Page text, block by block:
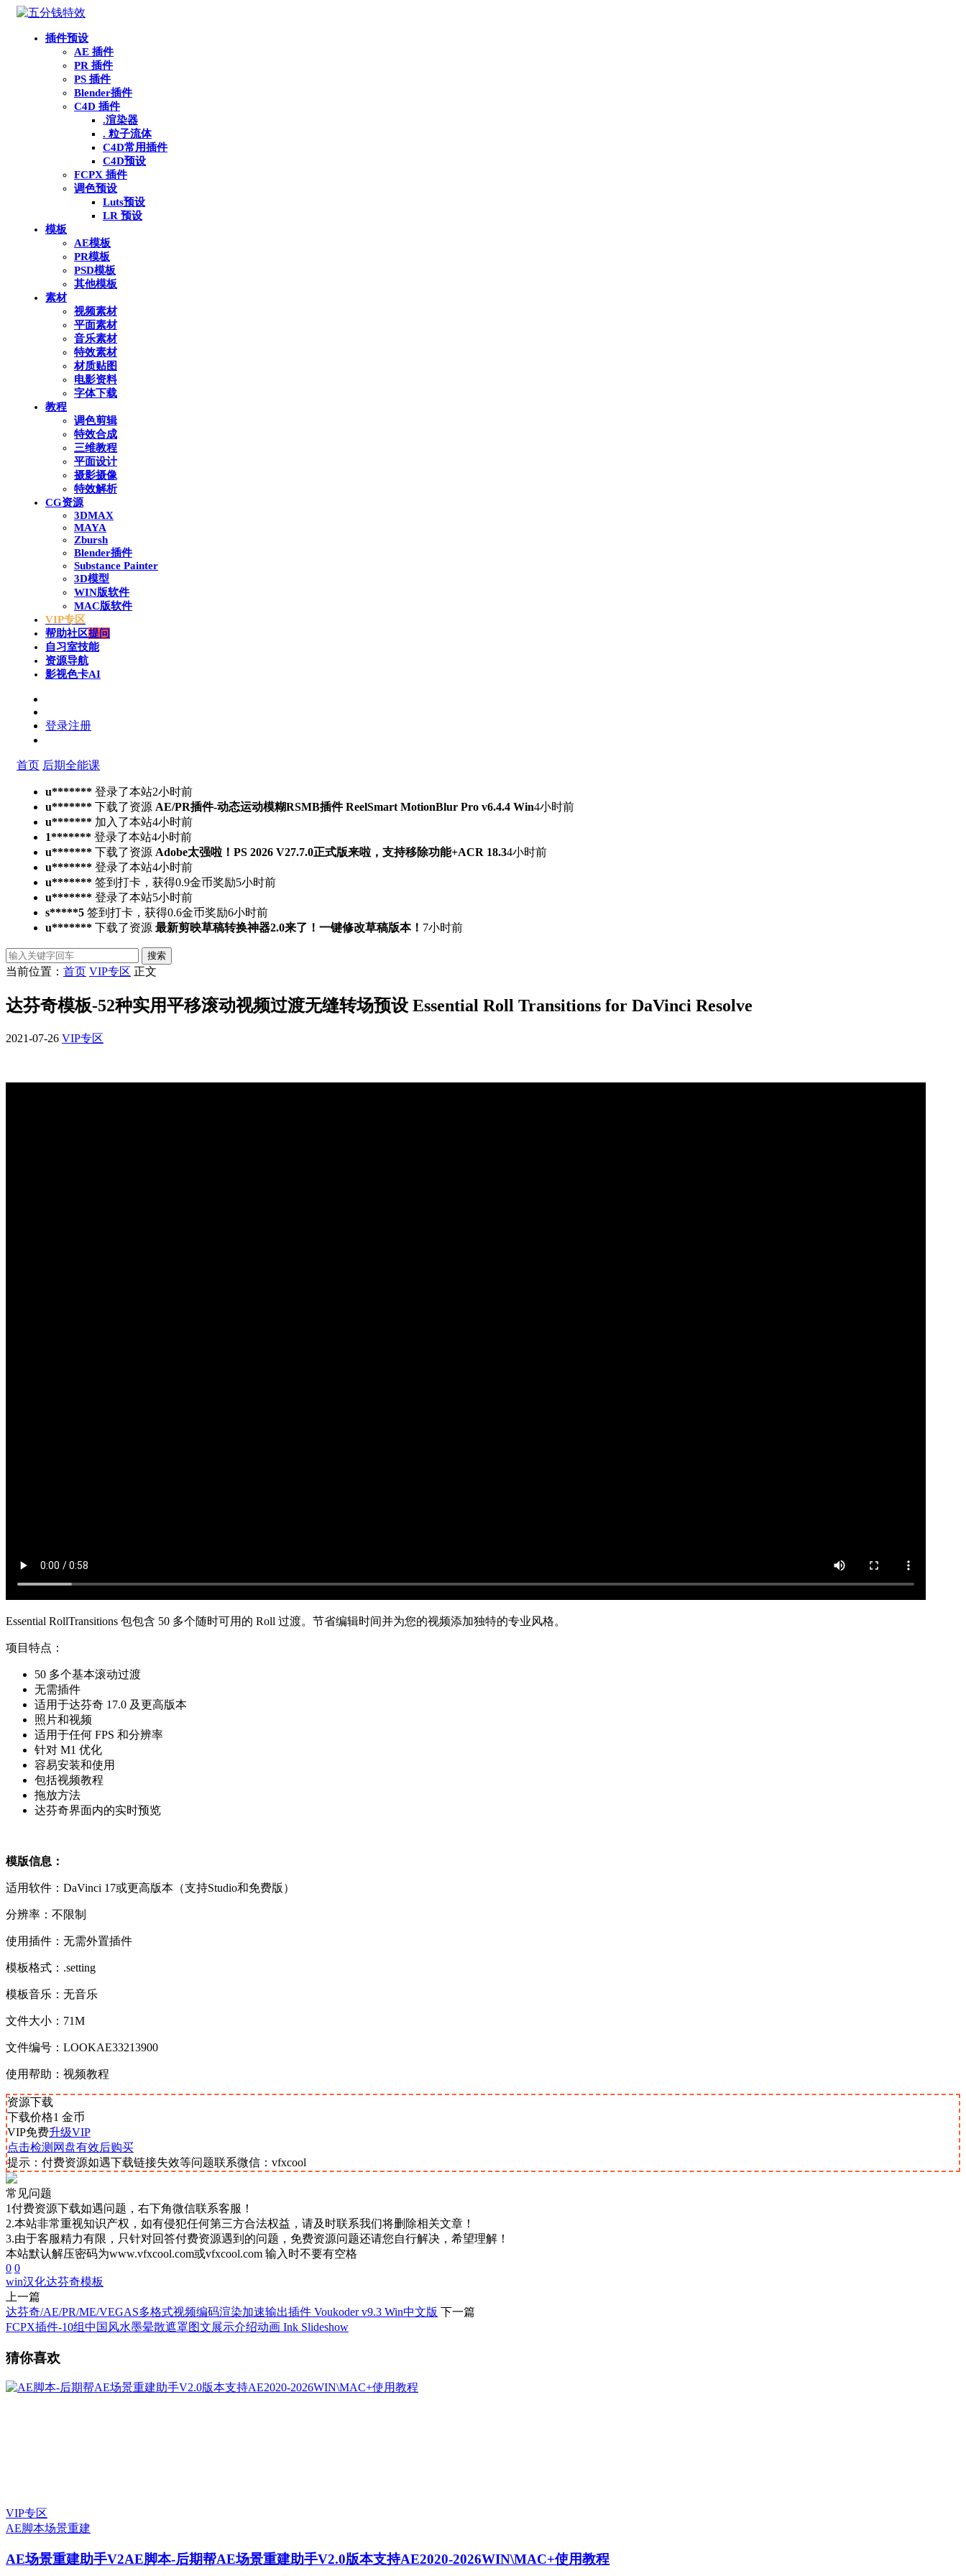
插件预设
AE 插件
PR 插件
PS 插件
Blender插件
C4D 插件
.渲染器
. 粒子流体
C4D常用插件
C4D预设
FCPX 插件
调色预设
Luts预设
LR 预设
模板
AE模板
PR模板
PSD模板
其他模板
素材
视频素材
平面素材
音乐素材
特效素材
材质贴图
电影资料
字体下载
教程
调色剪辑
特效合成
三维教程
平面设计
摄影摄像
特效解析
CG资源
3DMAX
MAYA
Zbursh
Blender插件
Substance Painter
3D模型
WIN版软件
MAC版软件
VIP专区
帮助社区提问
自习室技能
资源导航
影视色卡AI
登录注册
首页 后期全能课
u******* 登录了本站2小时前
u******* 下载了资源 AE/PR插件-动态运动模糊RSMB插件 ReelSmart MotionBlur Pro v6.4.4 Win4小时前
u******* 加入了本站4小时前
1******* 登录了本站4小时前
u******* 下载了资源 Adobe太强啦！PS 2026 V27.7.0正式版来啦，支持移除功能+ACR 18.34小时前
u******* 登录了本站4小时前
u******* 签到打卡，获得0.9金币奖励5小时前
u******* 登录了本站5小时前
s*****5 签到打卡，获得0.6金币奖励6小时前
u******* 下载了资源 最新剪映草稿转换神器2.0来了！一键修改草稿版本！ 7小时前
搜索
当前位置： 首页 VIP专区 正文
达芬奇模板-52种实用平移滚动视频过渡无缝转场预设 Essential Roll Transitions for DaVinci Resolve
2021-07-26 VIP专区
Essential RollTransitions 包包含 50 多个随时可用的 Roll 过渡。节省编辑时间并为您的视频添加独特的专业风格。
项目特点：
50 多个基本滚动过渡
无需插件
适用于达芬奇 17.0 及更高版本
照片和视频
适用于任何 FPS 和分辨率
针对 M1 优化
容易安装和使用
包括视频教程
拖放方法
达芬奇界面内的实时预览
模版信息：
适用软件：DaVinci 17或更高版本（支持Studio和免费版）
分辨率：不限制
使用插件：无需外置插件
模板格式：.setting
模板音乐：无音乐
文件大小：71M
文件编号：LOOKAE33213900
使用帮助：视频教程
资源下载
下载价格1 金币
VIP免费升级VIP
点击检测网盘有效后购买
提示：付费资源如遇下载链接失效等问题联系微信：vfxcool
常见问题
1付费资源下载如遇问题，右下角微信联系客服！
2.本站非常重视知识产权，如有侵犯任何第三方合法权益，请及时联系我们将删除相关文章！
3.由于客服精力有限，只针对回答付费资源遇到的问题，免费资源问题还请您自行解决，希望理解！
本站默认解压密码为www.vfxcool.com或vfxcool.com 输入时不要有空格
0 0
win汉化达芬奇模板
上一篇
达芬奇/AE/PR/ME/VEGAS多格式视频编码渲染加速输出插件 Voukoder v9.3 Win中文版 下一篇
FCPX插件-10组中国风水墨晕散遮罩图文展示介绍动画 Ink Slideshow
猜你喜欢
VIP专区
AE脚本场景重建
AE场景重建助手V2AE脚本-后期帮AE场景重建助手V2.0版本支持AE2020-2026WIN\MAC+使用教程